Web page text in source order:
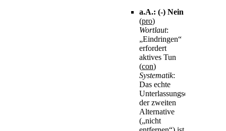
a.A.: (-) Nein
(pro)
Wortlaut:
„Eindringen“
erfordert
aktives Tun
(con)
Systematik:
Das echte
Unterlassungsdelikt
der zweiten
Alternative
(„nicht